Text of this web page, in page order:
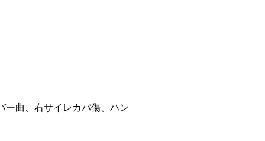
ー曲、右サイレカバ傷、ハン